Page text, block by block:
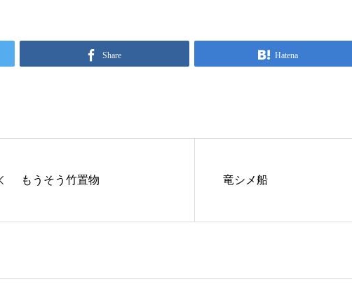
Share Hatena
もうそう竹置物 竜シメ船